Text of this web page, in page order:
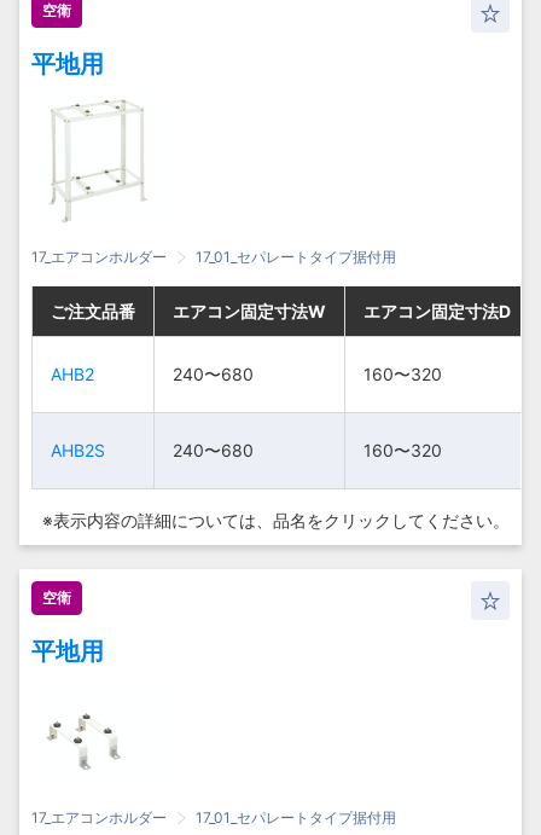
空衛
平地用
17_エアコンホルダー 17_01_セパレートタイプ据付用
ご注文品番 エアコン固定寸法W エアコン固定寸法D
AHB2 240〜680 160〜320
AHB2S 240〜680 160〜320
ご注文品番 エアコン固定寸法W エアコン固定寸法D
AHB2 240〜680 160〜320
AHB2S 240〜680 160〜320
ご注文品番 エアコン固定寸法W エアコン固定寸法D
AHB2 240〜680 160〜320
AHB2S 240〜680 160〜320
ご注文品番 エアコン固定寸法W エアコン固定寸法D
AHB2 240〜680 160〜320
AHB2S 240〜680 160〜320
※表示内容の詳細については、 品名をクリックしてください。
空衛
平地用
17_エアコンホルダー 17_01_セパレートタイプ据付用